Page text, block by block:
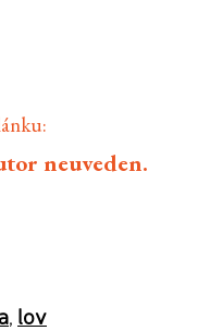
neuveden.
, lov